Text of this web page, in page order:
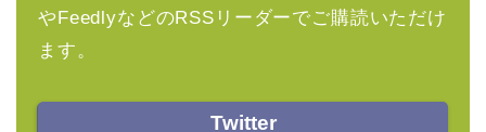
やFeedlyなどのRSSリーダーでご購読いただけ
ます。
Twitter